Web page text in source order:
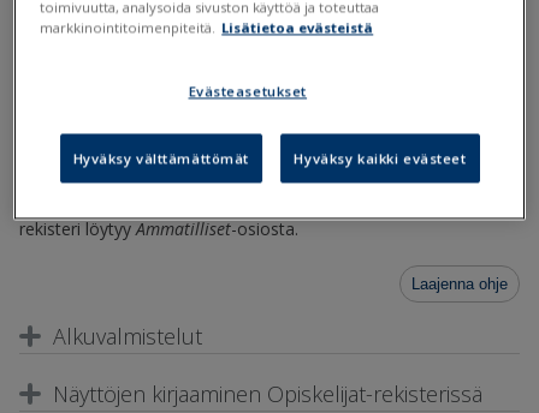
Näytöt
rekisterin taiArviointi-rekisterin kautta tai Wilmassa. Kaikilla
tavoilla jokaisesta näytöstä muodostuu rekisterikorttiNäytöt
rekisteriin.Näytöt-rekisteri löytyy PrimuksenMuut rekisterit-
rekisteri löytyyAmmatilliset-osiosta.
Laajenna ohje
Alkuvalmistelut
Näyttöjen kirjaaminen Opiskelijat-rekisterissä
toimivuutta, analysoida sivuston käyttöä ja toteuttaa
markkinointitoimenpiteitä.
Lisätietoa evästeistä
Evästeasetukset
Hyväksy välttämättömät Hyväksy kaikki evästeet